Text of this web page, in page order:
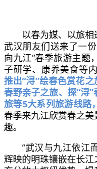
以春为媒、以旅
武汉朋友们送来了一
向九江”春季旅游主题
子研学、康养美食等
推出“浔”绘春色赏花
春野亲子之旅、探“浔
旅等5大系列旅游线路，
春季来九江欣赏春之
趣。
“武汉与九江依江
辉映的明珠镶嵌在长